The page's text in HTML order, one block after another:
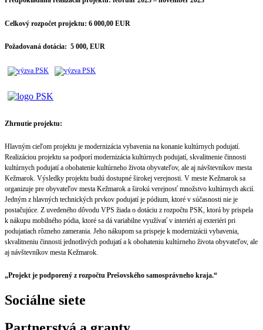
Celkový rozpočet projektu: 6 000,00 EUR
Požadovaná dotácia: 5 000, EUR
Zhrnutie projektu:
Hlavným cieľom projektu je modernizácia vybavenia na konanie kultúrnych podujatí.
Realizáciou projektu sa podporí modernizácia kultúrnych podujatí, skvalitnenie činnosti
kultúrnych podujatí a obohatenie kultúrneho života obyvateľov, ale aj návštevníkov mesta
Kežmarok. Výsledky projektu budú dostupné širokej verejnosti. V meste Kežmarok sa
organizuje pre obyvateľov mesta Kežmarok a širokú verejnosť množstvo kultúrnych akcií.
Jedným z hlavných technických prvkov podujatí je pódium, ktoré v súčasnosti nie je
postačujúce. Z uvedeného dôvodu VPS žiada o dotáciu z rozpočtu PSK, ktorá by prispela
k nákupu mobilného pódia, ktoré sa dá variabilne využívať v interiéri aj exteriéri pri
podujatiach rôzneho zamerania. Jeho nákupom sa prispeje k modernizácii vybavenia,
skvalitneniu činnosti jednotlivých podujatí a k obohateniu kultúrneho života obyvateľov, ale
aj návštevníkov mesta Kežmarok.
„Projekt je podporený z rozpočtu Prešovského samosprávneho kraja.“
Sociálne siete